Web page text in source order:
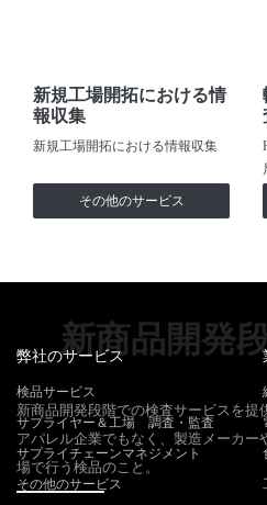
新規工場開拓における情
報収集
新規工場開拓における情報収集
その他のサービス
新商品開発
新商品開発段階での検査サービスを
アパレル企業でもなく、製造メーカ
場で行う検品のこと。
弊社のサービス
検品サービス
サプライヤー＆工場 調査・監査
サプライチェーンマネジメント
その他のサービス